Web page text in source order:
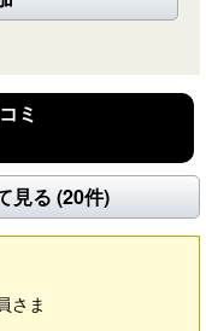
ミ
見る (20件)
さま